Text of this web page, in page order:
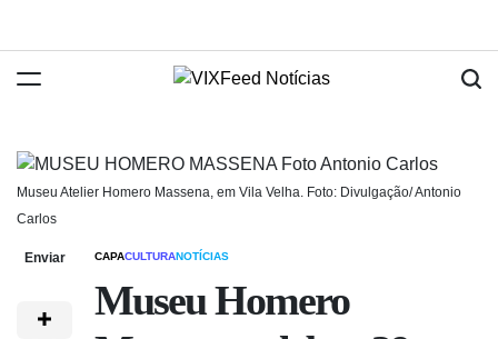
Museu Atelier Homero Massena, em Vila Velha. Foto: Divulgação/ Antonio
Carlos
Enviar CAPACULTURANOTÍCIAS
Museu Homero